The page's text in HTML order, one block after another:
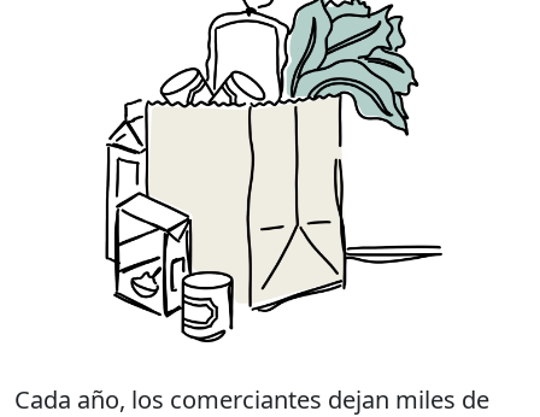
Cada año, los comerciantes dejan miles de